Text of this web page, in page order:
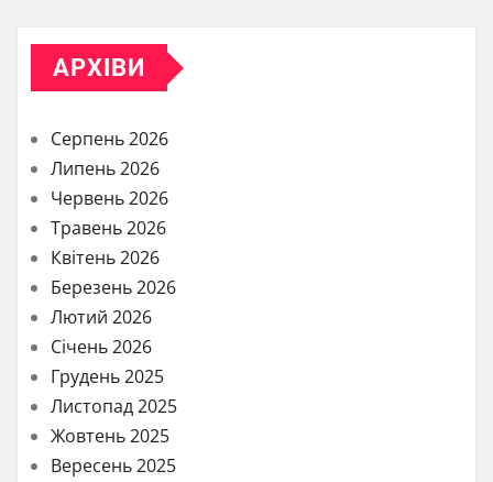
АРХІВИ
Серпень 2026
Липень 2026
Червень 2026
Травень 2026
Квітень 2026
Березень 2026
Лютий 2026
Січень 2026
Грудень 2025
Листопад 2025
Жовтень 2025
Вересень 2025